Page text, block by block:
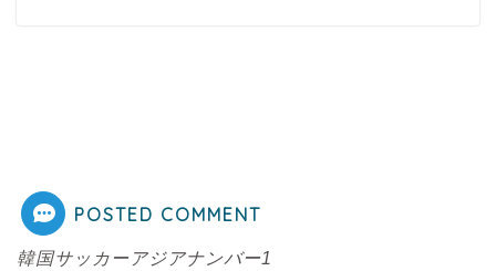
POSTED COMMENT
韓国サッカーアジアナンバー1